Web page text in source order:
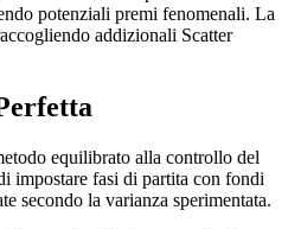
potenziali premi fenomenali. La
addizionali Scatter
equilibrato alla controllo del
impostare fasi di partita con fondi
secondo la varianza sperimentata.